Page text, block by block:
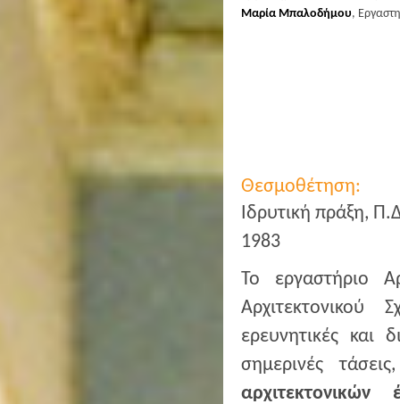
Μαρία Μπαλοδήμου,
Θεσμοθέτηση:
Ιδρυτική πράξη,
1983
Το εργαστήριο
Αρχιτεκτονικού
ερευνητικές και
σημερινές